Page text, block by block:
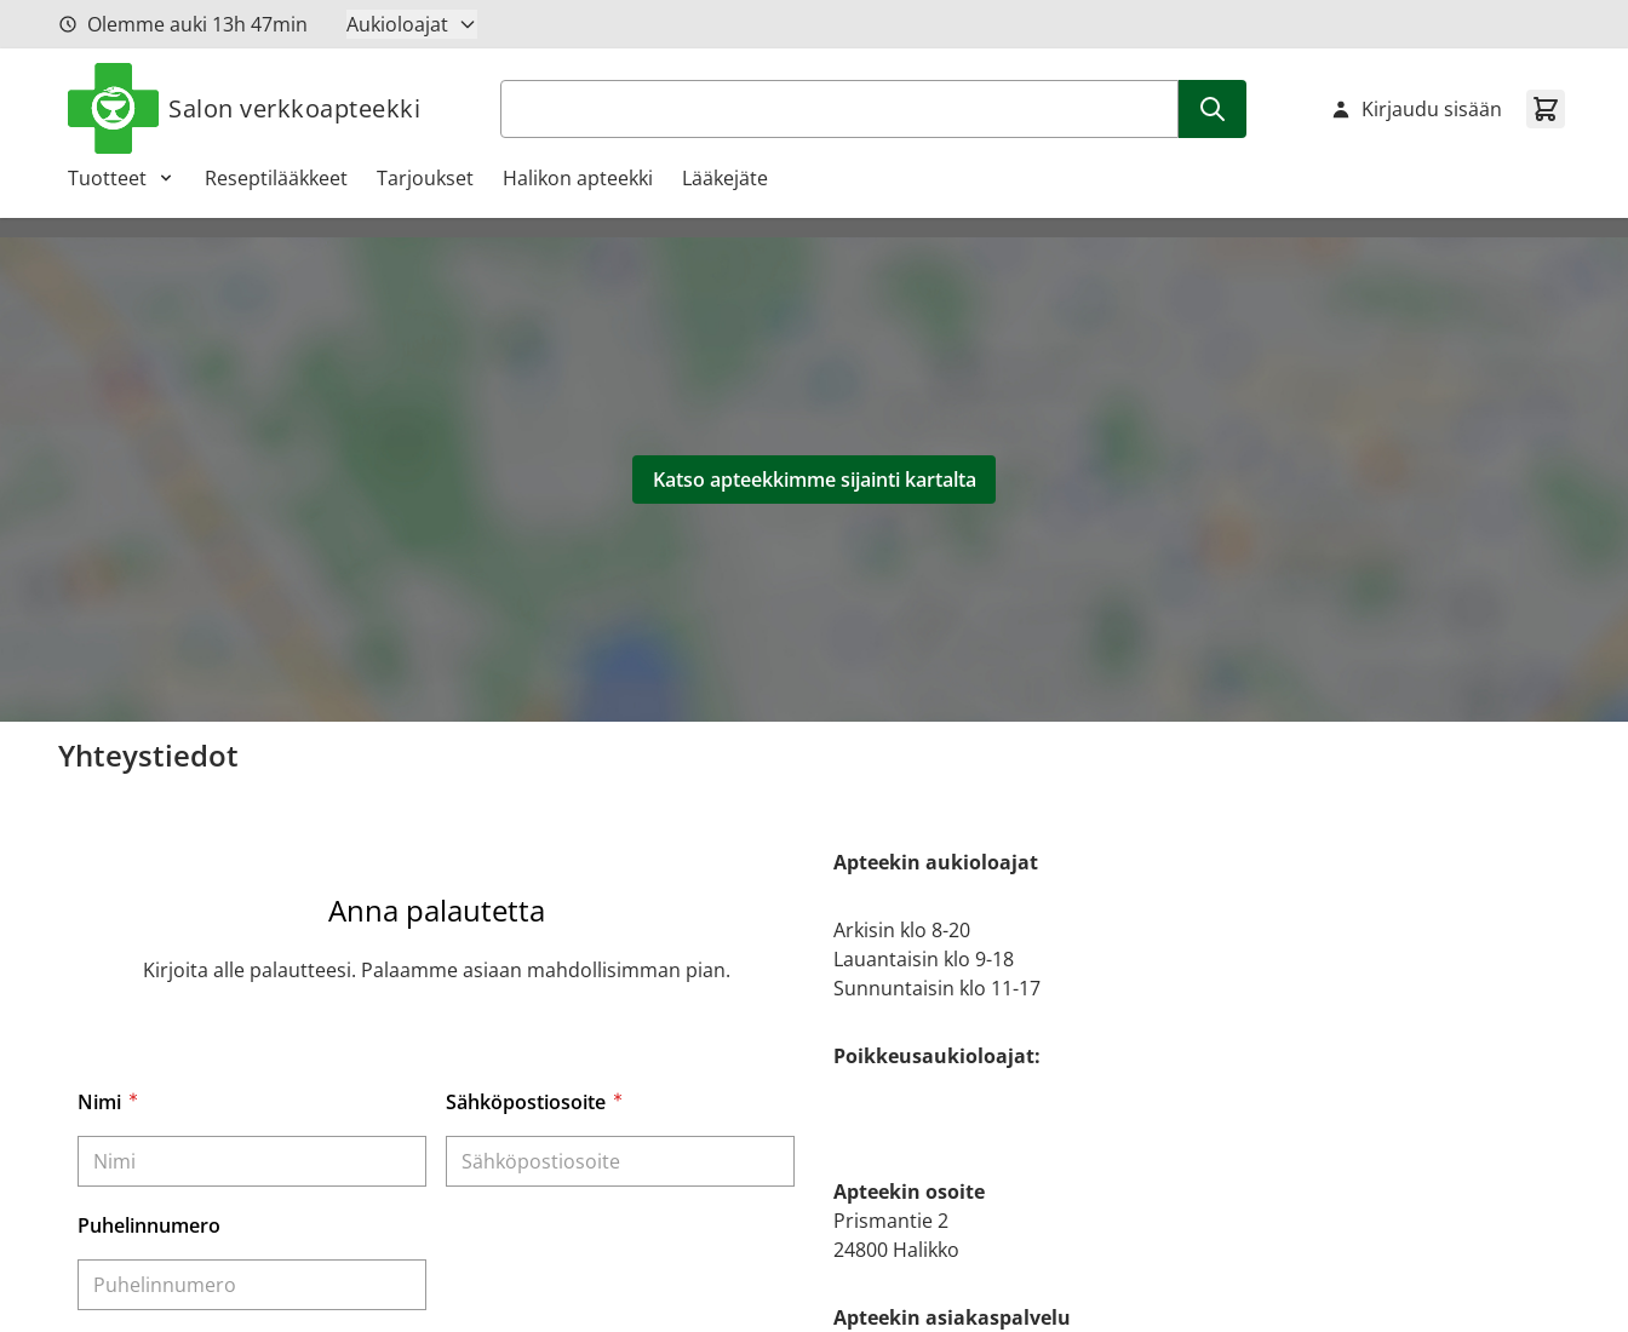
Siirry sisältöönOlemme auki 13h 47min Aukioloajat
Salon verkkoapteekki Haku
Tuotteet Reseptilääkkeet Tarjoukset Halikon apteekki Lääkejäte
Kirjaudu sisään
Katso apteekkimme sijainti kartalta
Yhteystiedot
Anna palautetta
Kirjoita alle palautteesi. Palaamme asiaan mahdollisimman pian.
Nimi Sähköpostiosoite
Puhelinnumero
Apteekin aukioloajat
Arkisin klo 8-20
Lauantaisin klo 9-18
Sunnuntaisin klo 11-17
Poikkeusaukioloajat:
Apteekin osoite
Prismantie 2
24800 Halikko
Apteekin asiakaspalvelu